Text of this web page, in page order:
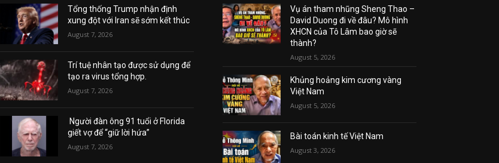
Tổng thống Trump nhận định
xung đột với Iran sẽ sớm kết thúc
August 7, 2026
Trí tuệ nhân tạo được sử dụng để
tạo ra virus tổng hợp.
August 7, 2026
Người đàn ông 91 tuổi ở Florida
giết vợ để “giữ lời hứa”
August 7, 2026
Vụ án tham nhũng Sheng Thao –
David Duong đi về đâu? Mô hình
XHCN của Tô Lâm bao giờ sẽ
thành?
August 5, 2026
Khủng hoảng kim cương vàng
Việt Nam
August 5, 2026
Bài toán kinh tế Việt Nam
August 3, 2026